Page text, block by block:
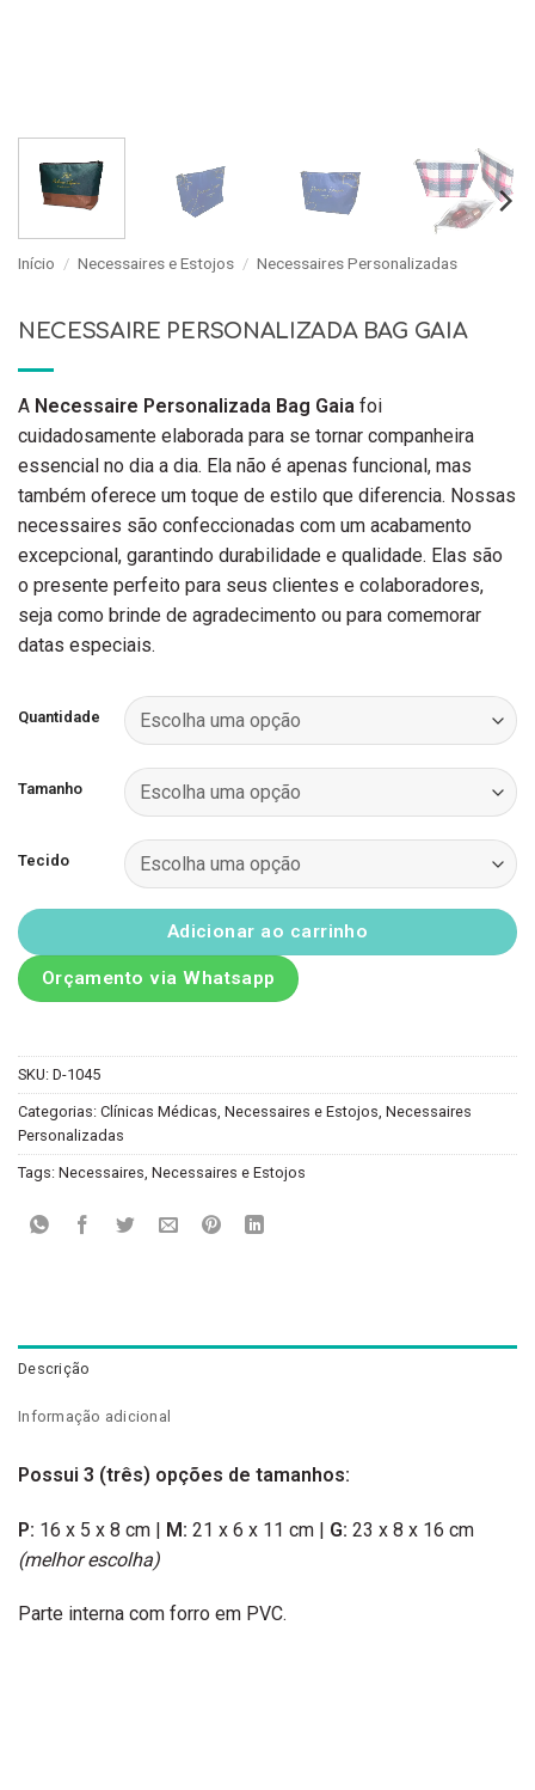
Início / Necessaires e Estojos / Necessaires Personalizadas
NECESSAIRE PERSONALIZADA BAG GAIA
A Necessaire Personalizada Bag Gaia foi
cuidadosamente elaborada para se tornar companheira
essencial no dia a dia. Ela não é apenas funcional, mas
também oferece um toque de estilo que diferencia. Nossas
necessaires são confeccionadas com um acabamento
excepcional, garantindo durabilidade e qualidade. Elas são
o presente perfeito para seus clientes e colaboradores,
seja como brinde de agradecimento ou para comemorar
datas especiais.
Quantidade
Tamanho
Tecido
Adicionar ao carrinho
Orçamento via Whatsapp
SKU: D-1045
Categorias: Clínicas Médicas Necessaires e Estojos Necessaires
Personalizadas
Tags: Necessaires Necessaires e Estojos
Descrição
Informação adicional
Possui 3 (três) opções de tamanhos:
P: 16 x 5 x 8 cm | M: 21 x 6 x 11 cm | G: 23 x 8 x 16 cm
(melhor escolha)
Parte interna com forro em PVC.